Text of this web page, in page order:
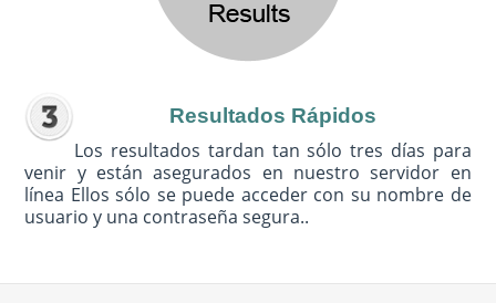
Resultados Rápidos
Los resultados tardan tan sólo tres días para
venir y están asegurados en nuestro servidor en
línea Ellos sólo se puede acceder con su nombre de
usuario y una contraseña segura..